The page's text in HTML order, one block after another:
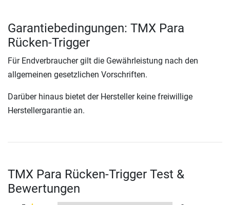
Garantiebedingungen: TMX Para
Rücken-Trigger
Für Endverbraucher gilt die Gewährleistung nach den
allgemeinen gesetzlichen Vorschriften.
Darüber hinaus bietet der Hersteller keine freiwillige
Herstellergarantie an.
TMX Para Rücken-Trigger Test &
Bewertungen